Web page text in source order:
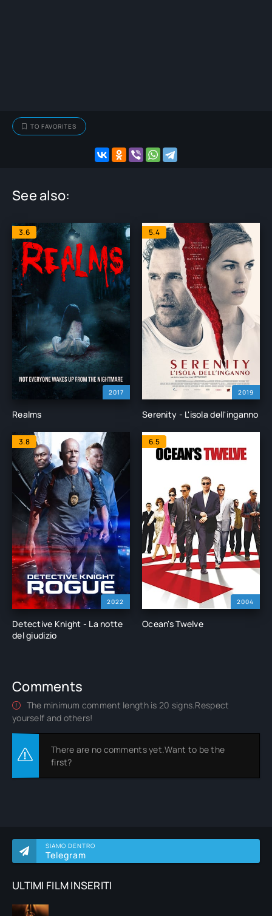
SIAMO DENTRO
Telegram
ULTIMI FILM INSERITI
TO FAVORITES
See also:
2017
3.6
Realms
2019
5.4
Serenity - L'isola dell'inganno
2022
3.8
Detective Knight - La notte
del giudizio
2004
6.5
Ocean's Twelve
Comments
The minimum comment length is 20 signs.Respect
yourself and others!
There are no comments yet.Want to be the
first?